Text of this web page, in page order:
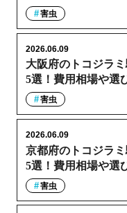
害虫
大阪府のトコジラ
5選！費用相場や選
2026.06.09
害虫
京都府のトコジラ
5選！費用相場や選
2026.06.09
害虫